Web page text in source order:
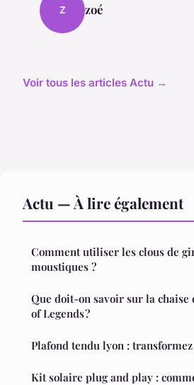
Z zoé
Voir tous les articles Actu →
Actu — À lire également
Comment utiliser les clous de
moustiques ?
Que doit-on savoir sur la chaise
of Legends ?
Plafond tendu lyon :
Kit solaire plug and play :